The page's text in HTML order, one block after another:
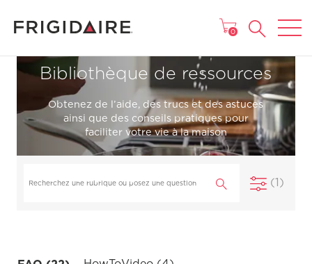
MENU
0
Bibliothèque de ressources
Obtenez de l’aide, des trucs et des astuces
ainsi que des conseils pratiques pour
faciliter votre vie à la maison
(1)